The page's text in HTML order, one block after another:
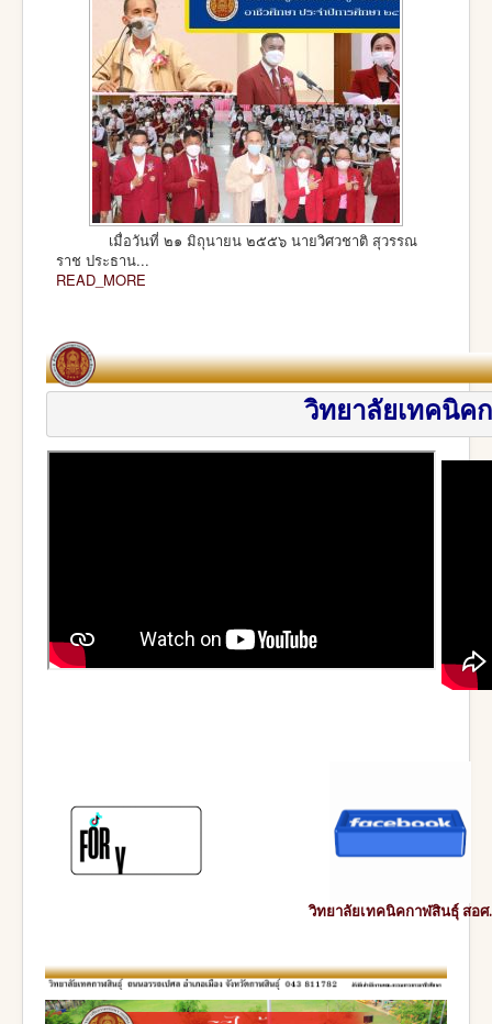
เมื่อวันที่ ๒๑ มิถุนายน ๒๕๕๖ นายวิศวชาติ สุวรรณ
ราช ประธาน...
READ_MORE
วิทยาลัยเทคนิค
วิทยาลัยเทคนิคกาฬสินธุ์ สอศ.